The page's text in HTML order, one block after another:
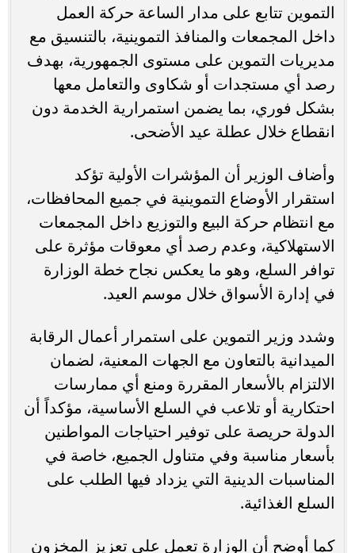
التموين تتابع على مدار الساعة حركة العمل
داخل المجمعات والمنافذ التموينية، بالتنسيق مع
مديريات التموين على مستوى الجمهورية، بهدف
رصد أي مستجدات أو شكاوى والتعامل معها
بشكل فوري، بما يضمن استمرارية الخدمة دون
انقطاع خلال عطلة عيد الأضحى.
وأضاف الوزير أن المؤشرات الأولية تؤكد
استقرار الأوضاع التموينية في جميع المحافظات،
مع انتظام حركة البيع والتوزيع داخل المجمعات
الاستهلاكية، وعدم رصد أي معوقات مؤثرة على
توافر السلع، وهو ما يعكس نجاح خطة الوزارة
في إدارة الأسواق خلال موسم العيد.
وشدد وزير التموين على استمرار أعمال الرقابة
الميدانية بالتعاون مع الجهات المعنية، لضمان
الالتزام بالأسعار المقررة ومنع أي ممارسات
احتكارية أو تلاعب في السلع الأساسية، مؤكداً أن
الدولة حريصة على توفير احتياجات المواطنين
بأسعار مناسبة وفي متناول الجميع، خاصة في
المناسبات الدينية التي يزداد فيها الطلب على
السلع الغذائية.
كما أوضح أن الوزارة تعمل على تعزيز المخزون